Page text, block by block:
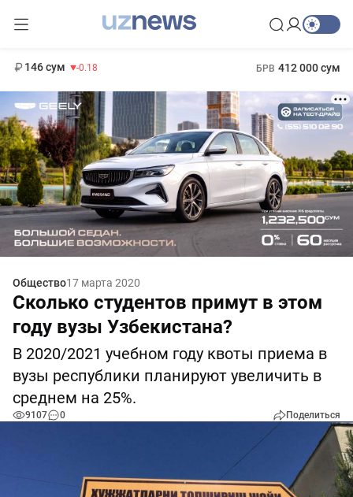
146 сум -0.18 БРВ 412 000 сум
Общество17 марта 2020
Сколько студентов примут в этом
году вузы Узбекистана?
В 2020/2021 учебном году квоты приема в
вузы республики планируют увеличить в
среднем на 25%.
9107 0 Поделиться